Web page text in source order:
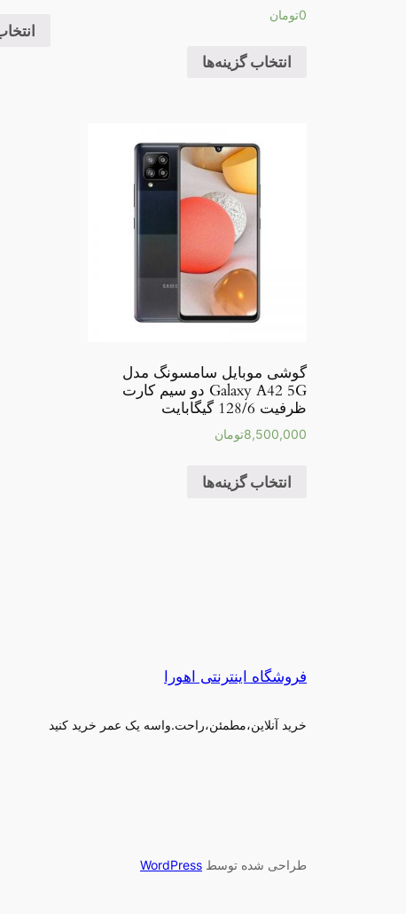
0تومان
انتخاب گزینه‌ها
گوشی موبایل سامسونگ مدل
Galaxy A42 5G دو سیم کارت
ظرفیت 128/6 گیگابایت
8,500,000تومان
انتخاب گزینه‌ها
فروشگاه اینترنتی اهورا
خرید آنلاین،مطمئن،راحت.واسه یک عمر خرید کنید
طراحی شده توسط WordPress